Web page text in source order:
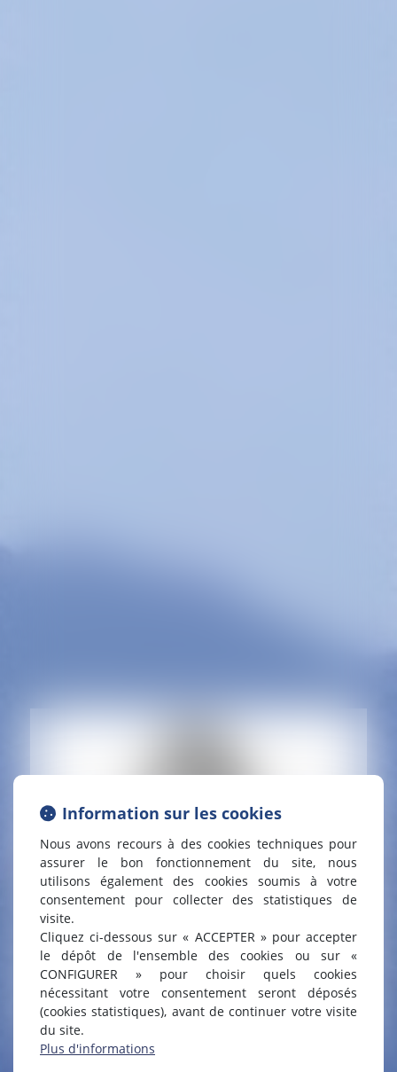
AUDREY GUICHARD
Information sur les cookies
Nous avons recours à des cookies techniques pour
assurer le bon fonctionnement du site, nous
utilisons également des cookies soumis à votre
consentement pour collecter des statistiques de
visite.
Cliquez ci-dessous sur « ACCEPTER » pour accepter
le dépôt de l'ensemble des cookies ou sur «
CONFIGURER » pour choisir quels cookies
nécessitant votre consentement seront déposés
(cookies statistiques), avant de continuer votre visite
du site.
Plus d'informations